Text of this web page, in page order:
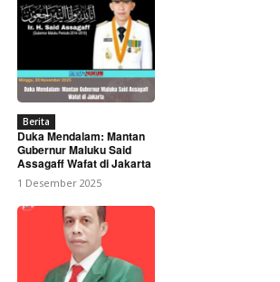
Berita
Duka Mendalam: Mantan
Gubernur Maluku Said
Assagaff Wafat di Jakarta
1 Desember 2025